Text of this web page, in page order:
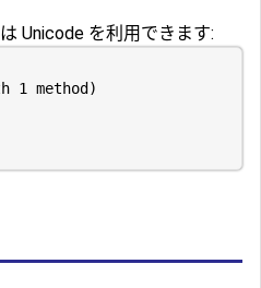
Unicode を利用できます:
1 method)